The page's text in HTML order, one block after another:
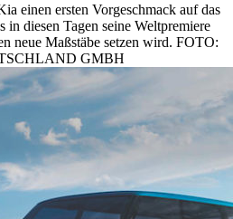
einen ersten Vorgeschmack auf das
in diesen Tagen seine Weltpremiere
neue Maßstäbe setzen wird. FOTO:
GMBH